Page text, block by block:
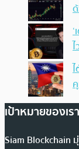
เป้าหมายของเรา
Siam Blockchain